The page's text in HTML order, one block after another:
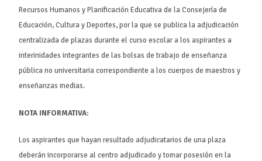
Recursos Humanos y Planificación Educativa de la Consejería de
Educación, Cultura y Deportes, por la que se publica la adjudicación
centralizada de plazas durante el curso escolar a los aspirantes a
interinidades integrantes de las bolsas de trabajo de enseñanza
pública no universitaria correspondiente a los cuerpos de maestros y
enseñanzas medias.
NOTA INFORMATIVA:
Los aspirantes que hayan resultado adjudicatarios de una plaza
deberán incorporarse al centro adjudicado y tomar posesión en la